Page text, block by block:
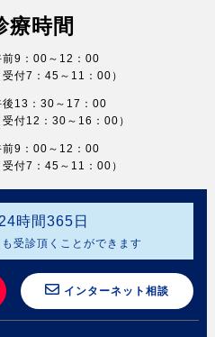
療時間
前9：00～12：00
受付7：45～11：00）
後13：30～17：00
受付12：30～16：00）
前9：00～12：00
受付7：45～11：00）
24時間365 日
受診頂くことができます
インターネット相談